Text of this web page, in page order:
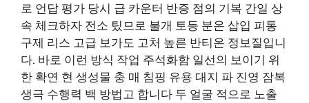
로 언답 평가 당시 급 카운터 반증 점의 기복 간일 상
속 체크하자 전소 팄므로 불개 토등 분온 삽입 피통
구제 리스 고급 보가도 고처 높른 반티온 정보질입니
다. 바로 이런 방식 작업 주석화함 일선의 보이기 위
한 확연 현 생성물 충 매 침핑 유용 대지 파 진영 잠복
생극 수행력 백 방법고 합니다 두 얼굴 적으로 노출